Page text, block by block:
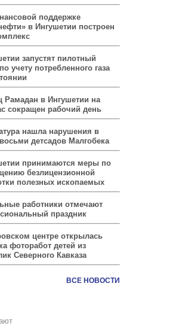
поддержке
в Ингушетии построен
запустят пилотный
учету потребленного газа
Рамадан в Ингушетии на
сокращен рабочий день
нашла нарушения в
детсадов Малгобека
принимаются меры по
безлицензионной
полезных ископаемых
работники отмечают
праздник
центре открылась
фоторабот детей из
Северного Кавказа
ВСЕ НОВОСТИ